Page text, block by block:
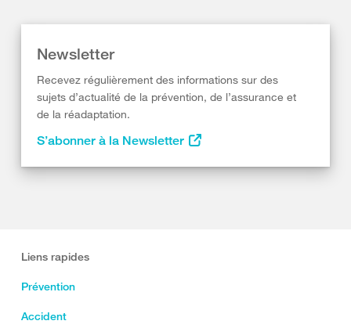
Newsletter
Recevez régulièrement des informations sur des
sujets d’actualité de la prévention, de l’assurance et
de la réadaptation.
S’abonner à la Newsletter
Liens rapides
Prévention
Accident